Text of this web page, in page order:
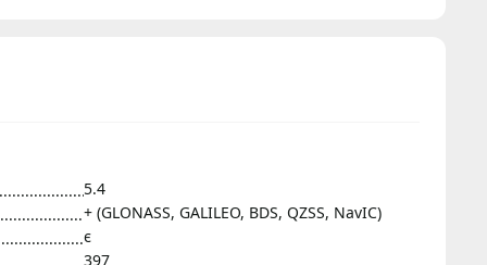
5.4
+ (GLONASS, GALILEO, BDS, QZSS, NavIC)
є
397